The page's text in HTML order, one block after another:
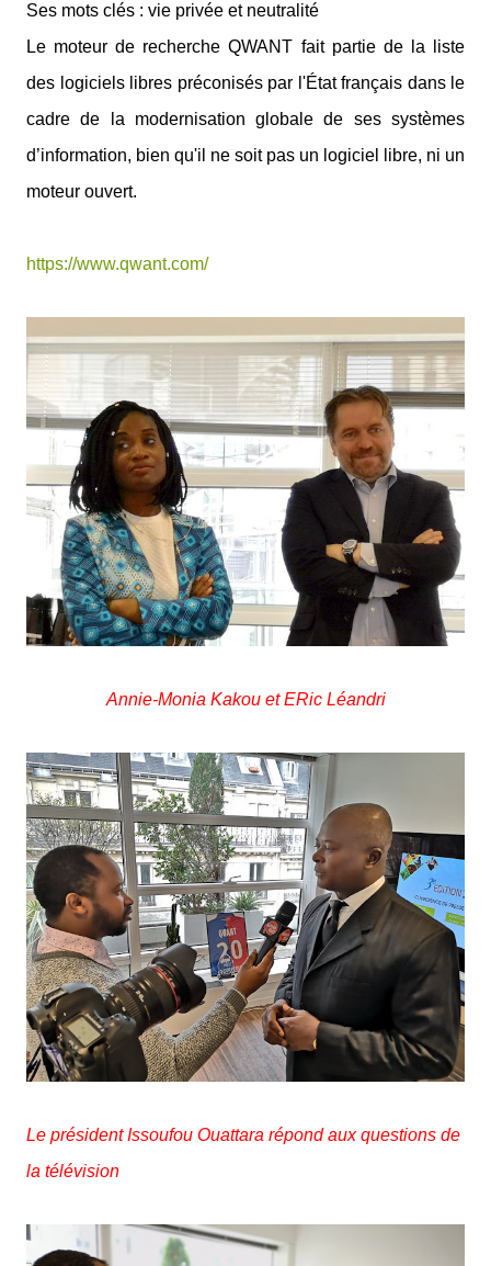
Ses mots clés : vie privée et neutralité
Le moteur de recherche QWANT fait partie de la liste
des logiciels libres préconisés par l'État français dans le
cadre de la modernisation globale de ses systèmes
d’information, bien qu'il ne soit pas un logiciel libre, ni un
moteur ouvert.
https://www.qwant.com/
Annie-Monia Kakou et ERic Léandri
Le présidentIssoufou Ouattara répond aux questions de
la télévision